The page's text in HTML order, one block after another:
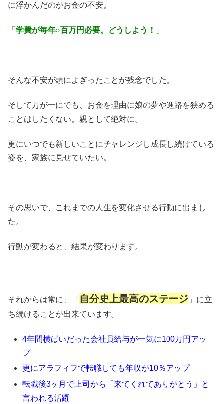
に浮かんだのがお金の不安。
「 学費が毎年○百万円必要。どうしよう！ 」
そんな不安が頭によぎったことが残念でした。
そして万が一にでも、お金を理由に娘の夢や進路を狭める
ことはしたくない。親として絶対に。
更にいつでも新しいことにチャレンジし成長し続けている
姿を、家族に見せていたい。
その思いで、これまでの人生を変化させる行動に出まし
た。
行動が変わると、結果が変わります。
それからは常に、「 自分史上最高のステージ 」に立
ち続けることが出来ています。
4年間横ばいだった会社員給与が一気に100万円アッ
プ
更にアラフィフで転職しても年収が10％アップ
転職後3ヶ月で上司から「来てくれてありがとう」と
言われる活躍